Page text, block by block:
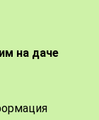
на даче